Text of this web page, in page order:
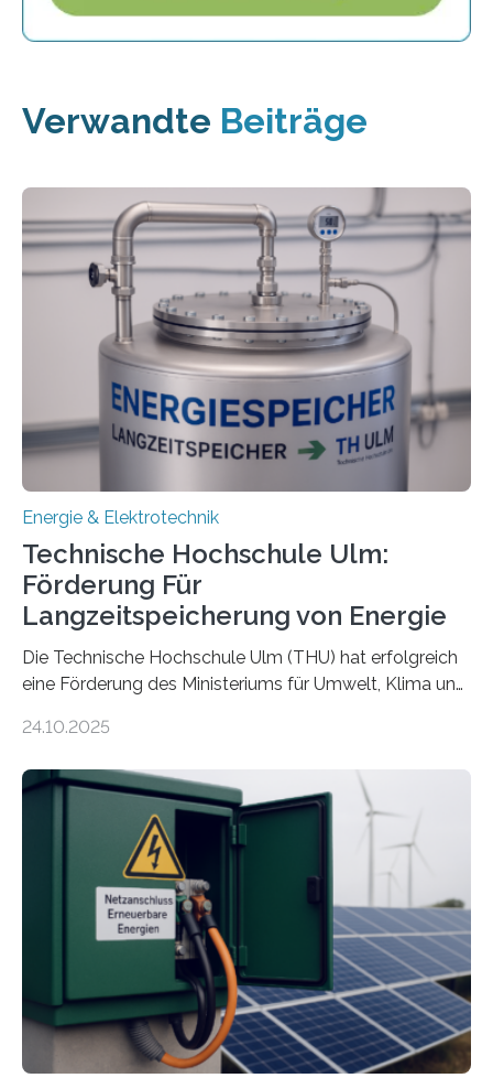
Verwandte Beiträge
Energie & Elektrotechnik
Technische Hochschule Ulm:
Förderung Für
Langzeitspeicherung von Energie
Die Technische Hochschule Ulm (THU) hat erfolgreich
eine Förderung des Ministeriums für Umwelt, Klima und
Forschungsprojekt „LAGER – Langzeitspeicherung in
Quartieren“ eingeworben. Ziel des Projekts ist die
Entwicklung, Erprobung und Demonstration von
Konzepten zur langfristigen Energiespeicherung in
sektorübergreifend vernetzten Energiesystemen. Das
Projekt startete am 15. Oktober 2025, hat eine Laufzeit
von drei Jahren und ein Gesamtvolumen von rund 2,9
Millionen Euro, wovon 2,6 Millionen Euro durch das
Ministerium für Umwelt, Klima und…
24.10.2025